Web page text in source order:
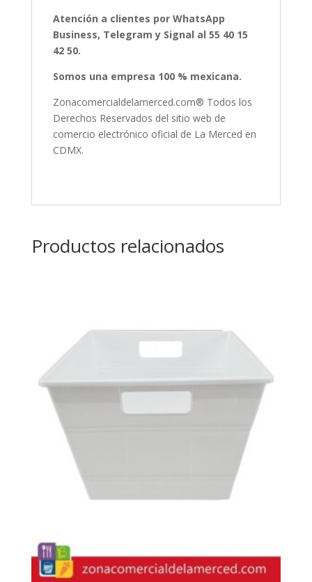
Atención a clientes por WhatsApp
Business, Telegram y Signal al 55 40 15
42 50.
Somos una empresa 100 % mexicana.
Zonacomercialdelamerced.com® Todos los
Derechos Reservados del sitio web de
comercio electrónico oficial de La Merced en
CDMX.
Productos relacionados